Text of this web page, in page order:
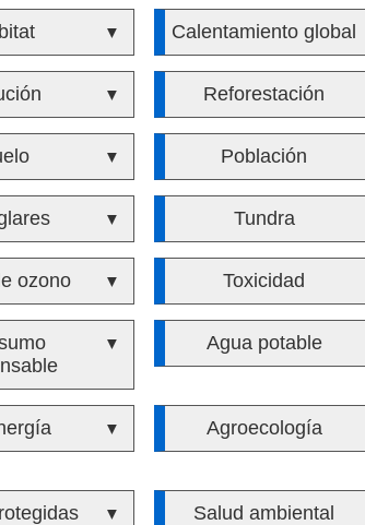
▼ Calentamiento global
▼ Reforestación
▼ Población
▼ Tundra
ozono ▼ Toxicidad
▼ Agua potable
▼ Agroecología
▼ Salud ambiental